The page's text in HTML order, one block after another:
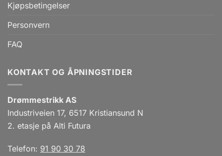
Kjøpsbetingelser
Personvern
FAQ
KONTAKT OG ÅPNINGSTIDER
Drømmestrikk AS
Industriveien 17, 6517 Kristiansund N
2. etasje på Alti Futura
Telefon: 91 90 30 78